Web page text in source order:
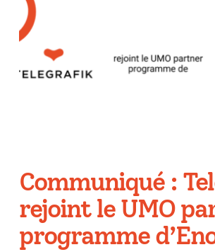
Communiqué :
rejoint le UMO
programme